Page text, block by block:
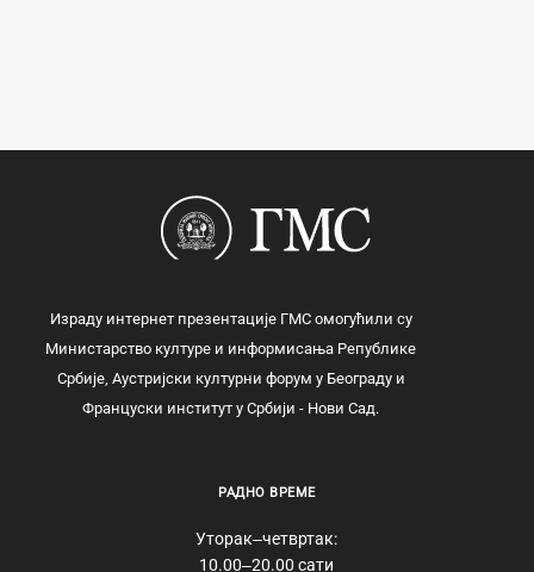
Израду интернет презентације ГМС омогућили су
Министарство културе и информисања Републике
Србије, Аустријски културни форум у Београду и
Француски институт у Србији - Нови Сад.
РАДНО ВРЕМЕ
Уторак‒четвртак:
10.00‒20.00 сати